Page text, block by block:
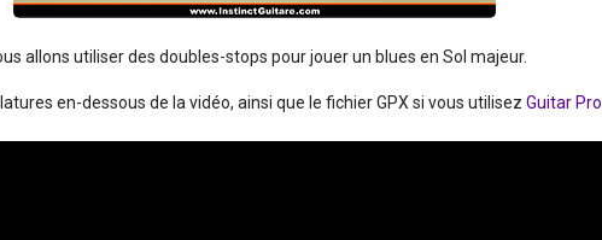
allons utiliser des doubles-stops pour jouer un blues en Sol majeur.
en-dessous de la vidéo, ainsi que le fichier GPX si vous utilisez Guitar Pro